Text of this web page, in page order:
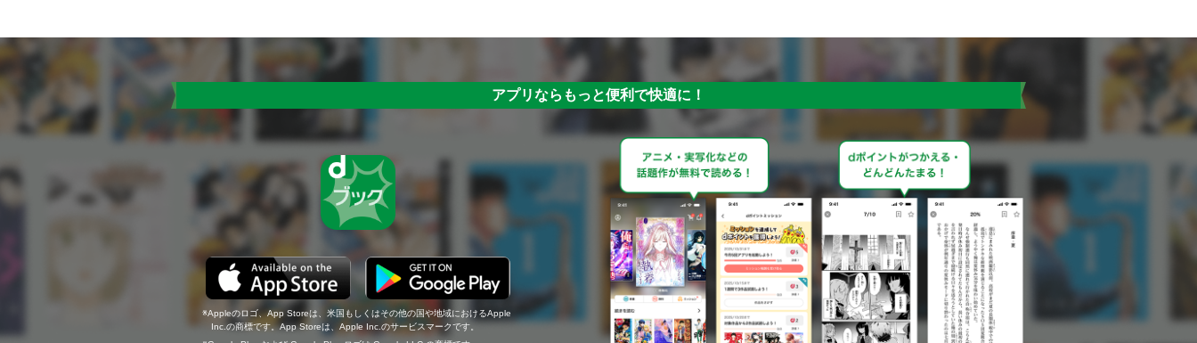
アプリならもっと便利で快適に！
Appleのロゴ、App Storeは、米国もしくはその他の国や地域におけるApple
Inc.の商標です。App Storeは、Apple Inc.のサービスマークです。